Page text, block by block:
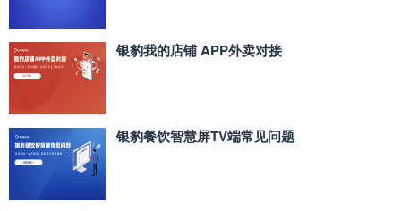
银豹我的店铺 APP外卖对接
银豹餐饮智慧屏TV端常见问题